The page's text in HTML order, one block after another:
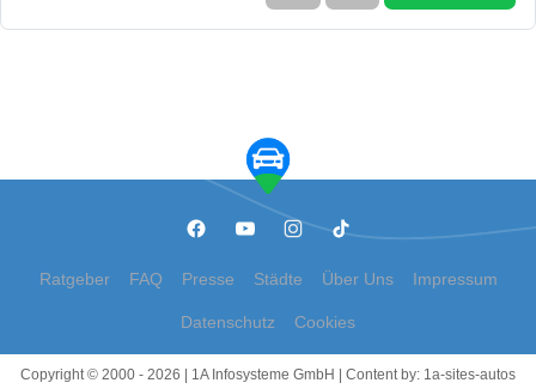
Ratgeber FAQ Presse Städte Über Uns Impressum
Datenschutz Cookies
Copyright © 2000 - 2026 | 1A Infosysteme GmbH | Content by: 1a-sites-autos